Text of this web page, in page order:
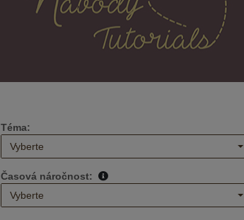
Téma:
Vyberte
Časová náročnost:
Vyberte